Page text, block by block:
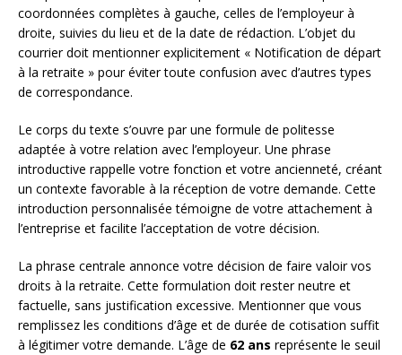
coordonnées complètes à gauche, celles de l’employeur à
droite, suivies du lieu et de la date de rédaction. L’objet du
courrier doit mentionner explicitement « Notification de départ
à la retraite » pour éviter toute confusion avec d’autres types
de correspondance.
Le corps du texte s’ouvre par une formule de politesse
adaptée à votre relation avec l’employeur. Une phrase
introductive rappelle votre fonction et votre ancienneté, créant
un contexte favorable à la réception de votre demande. Cette
introduction personnalisée témoigne de votre attachement à
l’entreprise et facilite l’acceptation de votre décision.
La phrase centrale annonce votre décision de faire valoir vos
droits à la retraite. Cette formulation doit rester neutre et
factuelle, sans justification excessive. Mentionner que vous
remplissez les conditions d’âge et de durée de cotisation suffit
à légitimer votre demande. L’âge de 62 ans représente le seuil